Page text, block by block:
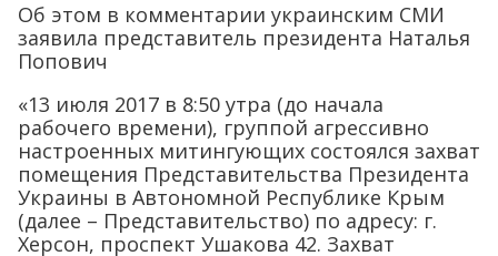
Об этом в комментарии украинским СМИ
заявила представитель президента Наталья
Попович
«13 июля 2017 в 8:50 утра (до начала
рабочего времени), группой агрессивно
настроенных митингующих состоялся захват
помещения Представительства Президента
Украины в Автономной Республике Крым
(далее – Представительство) по адресу: г.
Херсон, проспект Ушакова 42. Захват